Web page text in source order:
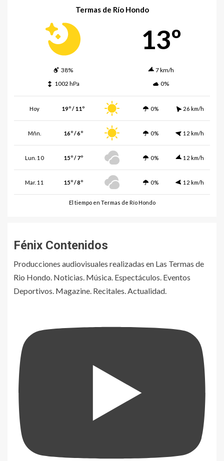
Termas de Río Hondo
13º
38%
7 km/h
1002 hPa
0%
Hoy 19º / 11º 0% 26 km/h
Mñn. 16º / 6º 0% 12 km/h
Lun. 10 15º / 7º 0% 12 km/h
Mar. 11 15º / 8º 0% 12 km/h
El tiempo en Termas de Río Hondo
Fénix Contenidos
Producciones audiovisuales realizadas en Las Termas de
Rio Hondo. Noticias. Música. Espectáculos. Eventos
Deportivos. Magazine. Recitales. Actualidad.